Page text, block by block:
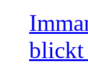
blickt